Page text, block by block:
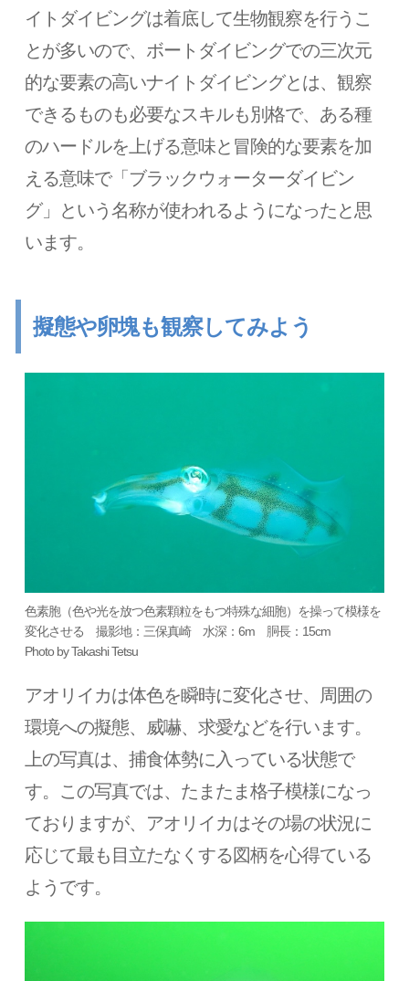
イトダイビングは着底して生物観察を行うこ
とが多いので、ボートダイビングでの三次元
的な要素の高いナイトダイビングとは、観察
できるものも必要なスキルも別格で、ある種
のハードルを上げる意味と冒険的な要素を加
える意味で「ブラックウォーターダイビン
グ」という名称が使われるようになったと思
います。
擬態や卵塊も観察してみよう
色素胞（色や光を放つ色素顆粒をもつ特殊な細胞）を操って模様を
変化させる 撮影地：三保真崎 水深：6m 胴長：15cm
Photo by Takashi Tetsu
アオリイカは体色を瞬時に変化させ、周囲の
環境への擬態、威嚇、求愛などを行います。
上の写真は、捕食体勢に入っている状態で
す。この写真では、たまたま格子模様になっ
ておりますが、アオリイカはその場の状況に
応じて最も目立たなくする図柄を心得ている
ようです。